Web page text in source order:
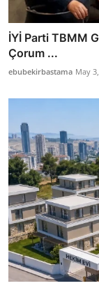
İYİ Parti TBMM
Çorum ...
ebubekirbastama May